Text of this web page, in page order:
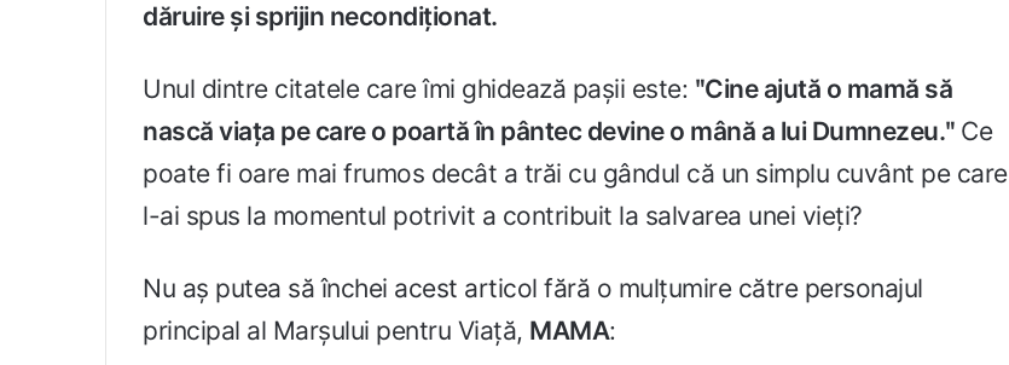
dăruire și sprijin necondiționat.
Unul dintre citatele care îmi ghidează pașii este: ʺCine ajută o mamă să
nască viața pe care o poartă în pântec devine o mână a lui Dumnezeu.ʺ Ce
poate fi oare mai frumos decât a trăi cu gândul că un simplu cuvânt pe care
l-ai spus la momentul potrivit a contribuit la salvarea unei vieți?
Nu aș putea să închei acest articol fără o mulțumire către personajul
principal al Marșului pentru Viață, MAMA: